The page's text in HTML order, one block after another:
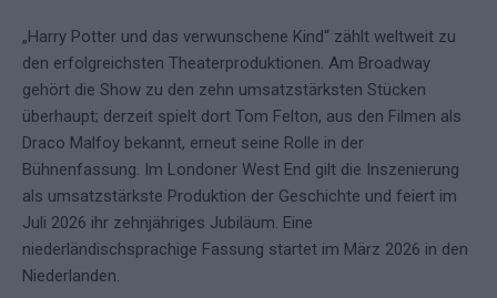
„Harry Potter und das verwunschene Kind“ zählt weltweit zu
den erfolgreichsten Theaterproduktionen. Am Broadway
gehört die Show zu den zehn umsatzstärksten Stücken
überhaupt; derzeit spielt dort Tom Felton, aus den Filmen als
Draco Malfoy bekannt, erneut seine Rolle in der
Bühnenfassung. Im Londoner West End gilt die Inszenierung
als umsatzstärkste Produktion der Geschichte und feiert im
Juli 2026 ihr zehnjähriges Jubiläum. Eine
niederländischsprachige Fassung startet im März 2026 in den
Niederlanden.